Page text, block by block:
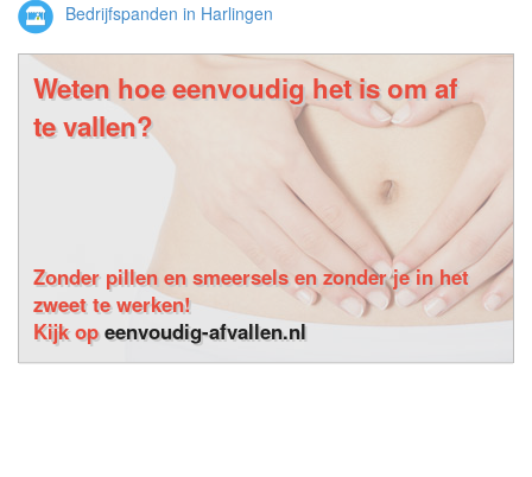
Bedrijfspanden in Harlingen
Weten hoe eenvoudig het is om af
te vallen?
Zonder pillen en smeersels en zonder je in het
zweet te werken!
Kijk opeenvoudig-afvallen.nl